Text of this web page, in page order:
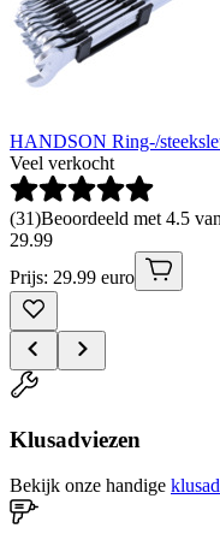
HANDSON Ring-/
Veel verkocht
(31)Beoordeeld met 4.5
29.99
Prijs: 29.99 euro
Klusadviezen
Bekijk onze handige